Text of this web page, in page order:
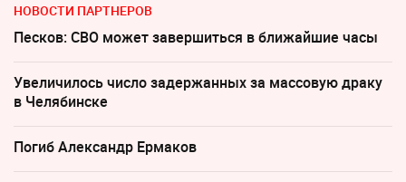
НОВОСТИ ПАРТНЕРОВ
Песков: СВО может завершиться в ближайшие часы
Увеличилось число задержанных за массовую драку
в Челябинске
Погиб Александр Ермаков